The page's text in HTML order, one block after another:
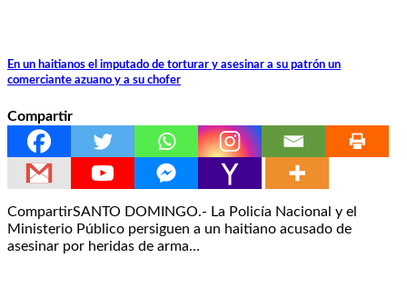
En un haitianos el imputado de torturar y asesinar a su patrón un
comerciante azuano y a su chofer
Compartir
CompartirSANTO DOMINGO.- La Policía Nacional y el
Ministerio Público persiguen a un haitiano acusado de
asesinar por heridas de arma…